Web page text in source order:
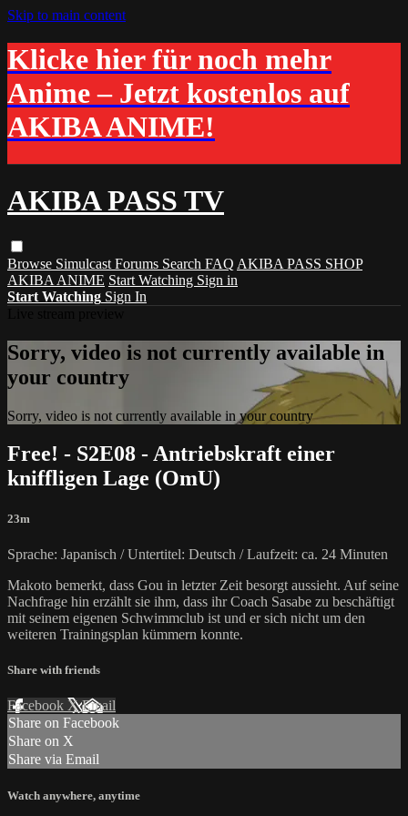
Skip to main content
Klicke hier für noch mehr
Anime – Jetzt kostenlos auf
AKIBA ANIME!
AKIBA PASS TV
Browse Simulcast Forums Search FAQ AKIBA PASS SHOP
AKIBA ANIME Start Watching Sign in
Start Watching Sign In
Sorry, video is not currently available in
your country
Sorry, video is not currently available in your country
Free! - S2E08 - Antriebskraft einer
kniffligen Lage (OmU)
23m
Sprache: Japanisch / Untertitel: Deutsch / Laufzeit: ca. 24 Minuten
Makoto bemerkt, dass Gou in letzter Zeit besorgt aussieht. Auf seine
Nachfrage hin erzählt sie ihm, dass ihr Coach Sasabe zu beschäftigt
mit seinem eigenen Schwimmclub ist und er sich nicht um den
weiteren Trainingsplan kümmern konnte.
Share with friends
Facebook XEmail
Share on Facebook
Share on X
Share via Email
Watch anywhere, anytime